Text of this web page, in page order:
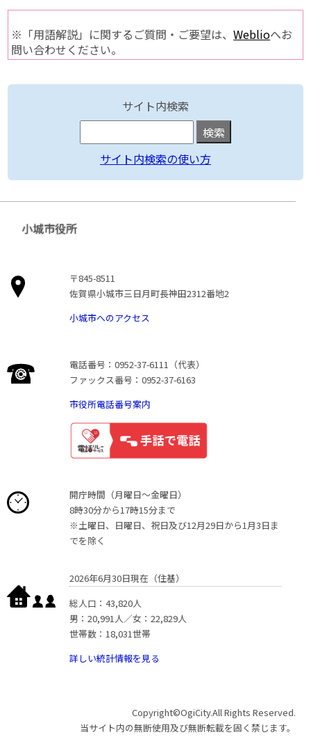
※「用語解説」に関するご質問・ご要望は、Weblioへお
問い合わせください。
サイト内検索
サイト内検索の使い方
小城市役所
〒845-8511
佐賀県小城市三日月町長神田2312番地2
小城市へのアクセス
電話番号：0952-37-6111（代表）
ファックス番号：0952-37-6163
市役所電話番号案内
開庁時間（月曜日〜金曜日）
8時30分から17時15分まで
※土曜日、日曜日、祝日及び12月29日から1月3日ま
でを除く
2026年6月30日現在（住基）
総人口：43,820人
男：20,991人／女：22,829人
世帯数：18,031世帯
詳しい統計情報を見る
Copyright©OgiCity.All Rights Reserved.
当サイト内の無断使用及び無断転載を固く禁じます。